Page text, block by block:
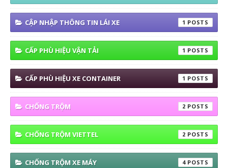
CẬP NHẬP THÔNG TIN LÁI XE 1
CẤP PHÙ HIỆU VẬN TẢI 1
CẤP PHÙ HIỆU XE CONTAINER 1
CHỐNG TRỘM 2
CHỐNG TRỘM VIETTEL 2
CHỐNG TRỘM XE MÁY 4